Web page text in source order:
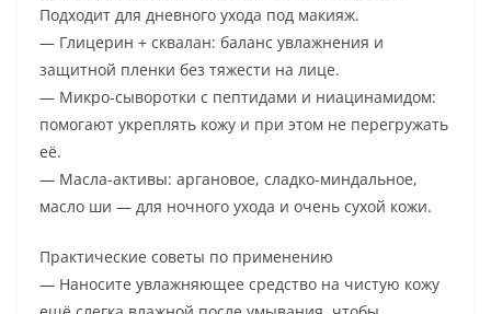
Подходит для дневного ухода под макияж.
— Глицерин + сквалан: баланс увлажнения и
защитной пленки без тяжести на лице.
— Микро-сыворотки с пептидами и ниацинамидом:
помогают укреплять кожу и при этом не перегружать
её.
— Масла-активы: аргановое, сладко-миндальное,
масло ши — для ночного ухода и очень сухой кожи.
Практические советы по применению
— Наносите увлажняющее средство на чистую кожу